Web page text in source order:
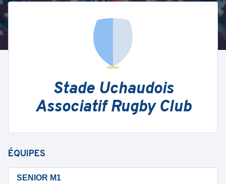
Stade Uchaudois
Associatif Rugby Club
ÉQUIPES
SENIOR M1